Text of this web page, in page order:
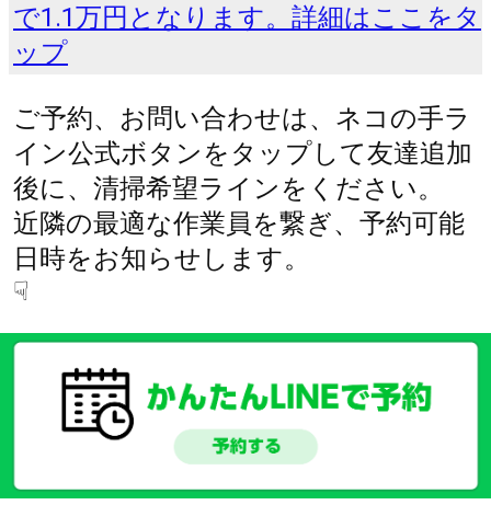
で1.1万円となります。詳細はここをタ
ップ
ご予約、お問い合わせは、ネコの手ラ
イン公式ボタンをタップして友達追加
後に、清掃希望ラインをください。
近隣の最適な作業員を繋ぎ、予約可能
日時をお知らせします。
☟